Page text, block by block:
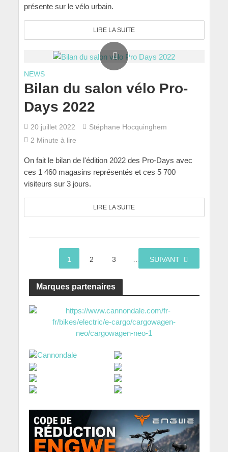
présente sur le vélo urbain.
LIRE LA SUITE
NEWS
Bilan du salon vélo Pro-
Days 2022
20 juillet 2022
Stéphane Hocquinghem
2 Minute à lire
On fait le bilan de l'édition 2022 des Pro-Days avec
ces 1 460 magasins représentés et ces 5 700
visiteurs sur 3 jours.
LIRE LA SUITE
1 2 3 44
SUIVANT
Marques partenaires